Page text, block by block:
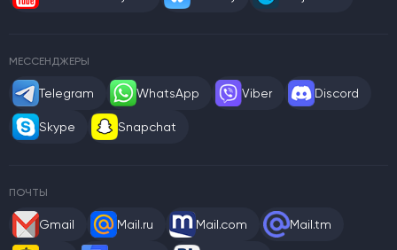
МЕССЕНДЖЕРЫ
Telegram WhatsApp Viber Discord
Skype Snapchat
ПОЧТЫ
Gmail Mail.ru Mail.com Mail.tm